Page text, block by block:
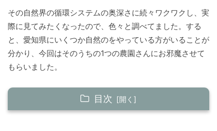
その自然界の循環システムの奥深さに続々ワクワクし、実
際に見てみたくなったので、色々と調べてました。する
と、愛知県にいくつか自然のをやっている方がいることが
分かり、今回はそのうちの1つの農園さんにお邪魔させて
もらいました。
目次